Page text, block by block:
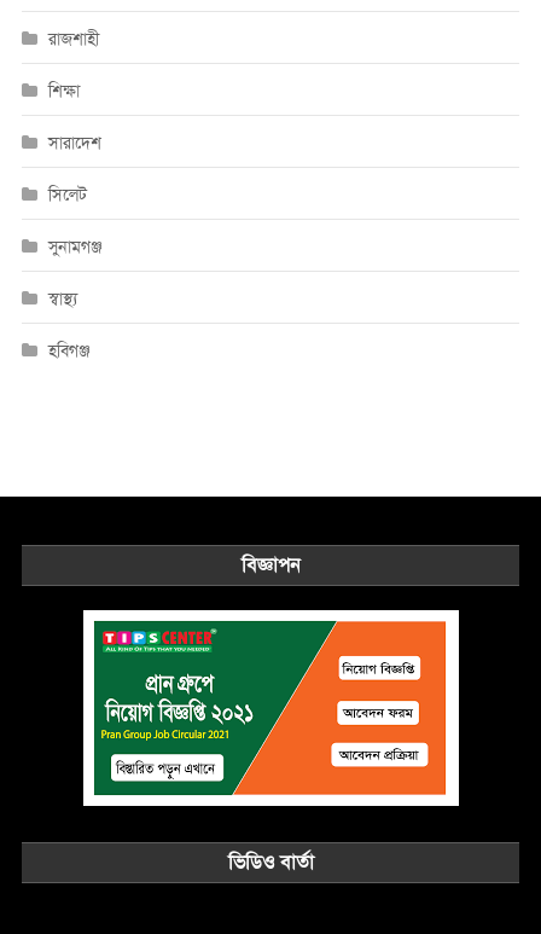
রাজশাহী
শিক্ষা
সারাদেশ
সিলেট
সুনামগঞ্জ
স্বাস্থ্য
হবিগঞ্জ
বিজ্ঞাপন
ভিডিও বার্তা